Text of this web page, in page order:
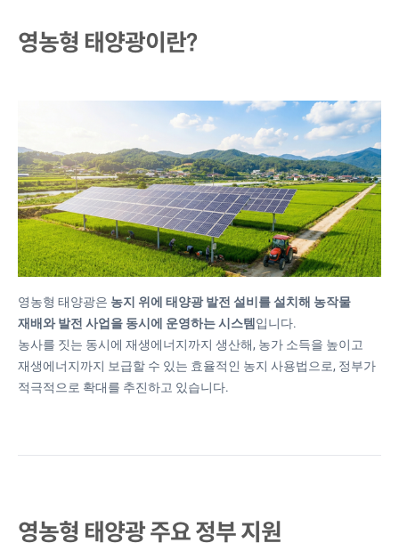
영농형 태양광이란?
영농형 태양광은 농지 위에 태양광 발전 설비를 설치해 농작물
재배와 발전 사업을 동시에 운영하는 시스템 입니다.
농사를 짓는 동시에 재생에너지까지 생산해, 농가 소득을 높이고
재생에너지까지 보급할 수 있는 효율적인 농지 사용법으로, 정부가
적극적으로 확대를 추진하고 있습니다.
영농형 태양광 주요 정부 지원